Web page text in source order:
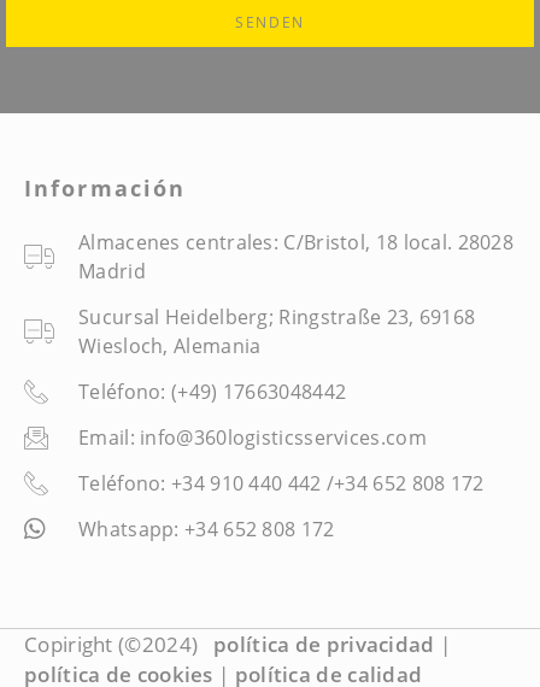
SENDEN
Información
Almacenes centrales: C/Bristol, 18 local. 28028
Madrid
Sucursal Heidelberg; Ringstraße 23, 69168
Wiesloch, Alemania
Teléfono: (+49) 17663048442
Email: info@360logisticsservices.com
Teléfono: +34 910 440 442 /+34 652 808 172
Whatsapp: +34 652 808 172
Copiright (©2024) política de privacidad |
política de cookies | política de calidad